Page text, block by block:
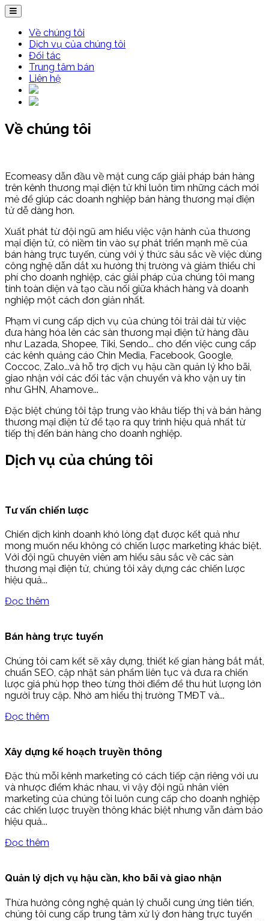
Về chúng tôi
Dịch vụ của chúng tôi
Đối tác
Trung tâm bán
Liên hệ
Về chúng tôi
Ecomeasy dẫn đầu về mặt cung cấp giải pháp bán hàng
trên kênh thương mại điện tử khi luôn tìm những cách mới
mẻ để giúp các doanh nghiệp bán hàng thương mại điện
tử dễ dàng hơn.
Xuất phát từ đội ngũ am hiểu việc vận hành của thương
mại điện tử, có niềm tin vào sự phát triển mạnh mẽ của
bán hàng trực tuyến, cùng với ý thức sâu sắc về việc dùng
công nghệ dẫn dắt xu hướng thị trường và giảm thiểu chi
phí cho doanh nghiệp, các giải pháp của chúng tôi mang
tính toàn diện và tạo cầu nối giữa khách hàng và doanh
nghiệp một cách đơn giản nhất.
Phạm vi cung cấp dịch vụ của chúng tôi trải dài từ việc
đưa hàng hóa lên các sàn thương mại điện tử hàng đầu
như Lazada, Shopee, Tiki, Sendo... cho đến việc cung cấp
các kênh quảng cáo Chin Media, Facebook, Google,
Coccoc, Zalo...và hỗ trợ dịch vụ hậu cần quản lý kho bãi,
giao nhận với các đối tác vận chuyển và kho vận uy tín
như GHN, Ahamove...
Đặc biệt chúng tôi tập trung vào khâu tiếp thị và bán hàng
thương mại điện tử để tạo ra quy trình hiệu quả nhất từ
tiếp thị đến bán hàng cho doanh nghiệp.
Dịch vụ của chúng tôi
Tư vấn chiến lược
Chiến dịch kinh doanh khó lòng đạt được kết quả như
mong muốn nếu không có chiến lược marketing khác biệt.
Với đội ngũ chuyên viên am hiểu sâu sắc về các sàn
thương mại điện tử, chúng tôi xây dựng các chiến lược
hiệu quả...
Đọc thêm
Bán hàng trực tuyến
Chúng tôi cam kết sẽ xây dựng, thiết kế gian hàng bắt mắt,
chuẩn SEO, cập nhật sản phẩm liên tục và đưa ra chiến
lược giá phù hợp theo từng thời điểm để thu hút lượng lớn
người truy cập. Nhờ am hiểu thị trường TMĐT và...
Đọc thêm
Xây dựng kế hoạch truyền thông
Đặc thù mỗi kênh marketing có cách tiếp cận riêng với ưu
và nhược điểm khác nhau, vì vậy đội ngũ nhân viên
marketing của chúng tôi luôn cung cấp cho doanh nghiệp
các chiến lược truyền thông khác biệt nhưng vẫn đảm bảo
hiệu quả...
Đọc thêm
Quản lý dịch vụ hậu cần, kho bãi và giao nhận
Thừa hưởng công nghệ quản lý chuỗi cung ứng tiên tiến,
chúng tôi cung cấp trung tâm xử lý đơn hàng trực tuyến